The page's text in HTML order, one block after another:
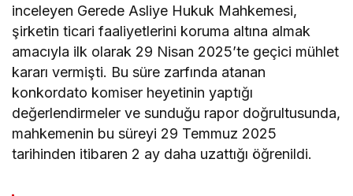
inceleyen Gerede Asliye Hukuk Mahkemesi,
şirketin ticari faaliyetlerini koruma altına almak
amacıyla ilk olarak 29 Nisan 2025’te geçici mühlet
kararı vermişti. Bu süre zarfında atanan
konkordato komiser heyetinin yaptığı
değerlendirmeler ve sunduğu rapor doğrultusunda,
mahkemenin bu süreyi 29 Temmuz 2025
tarihinden itibaren 2 ay daha uzattığı öğrenildi.